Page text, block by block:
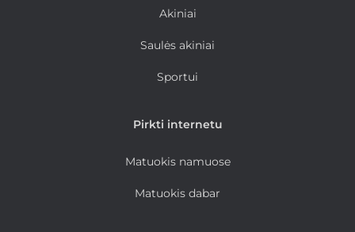
Akiniai
Saulės akiniai
Sportui
Pirkti internetu
Matuokis namuose
Matuokis dabar